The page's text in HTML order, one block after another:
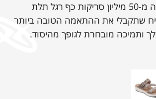
ולמידה של למעלה מ-50 מיליון סריקות כף רגל תלת
שתקבלי את ההתאמה הטובה ביותר
ותמיכה מובחרת לגופך מהיסוד.